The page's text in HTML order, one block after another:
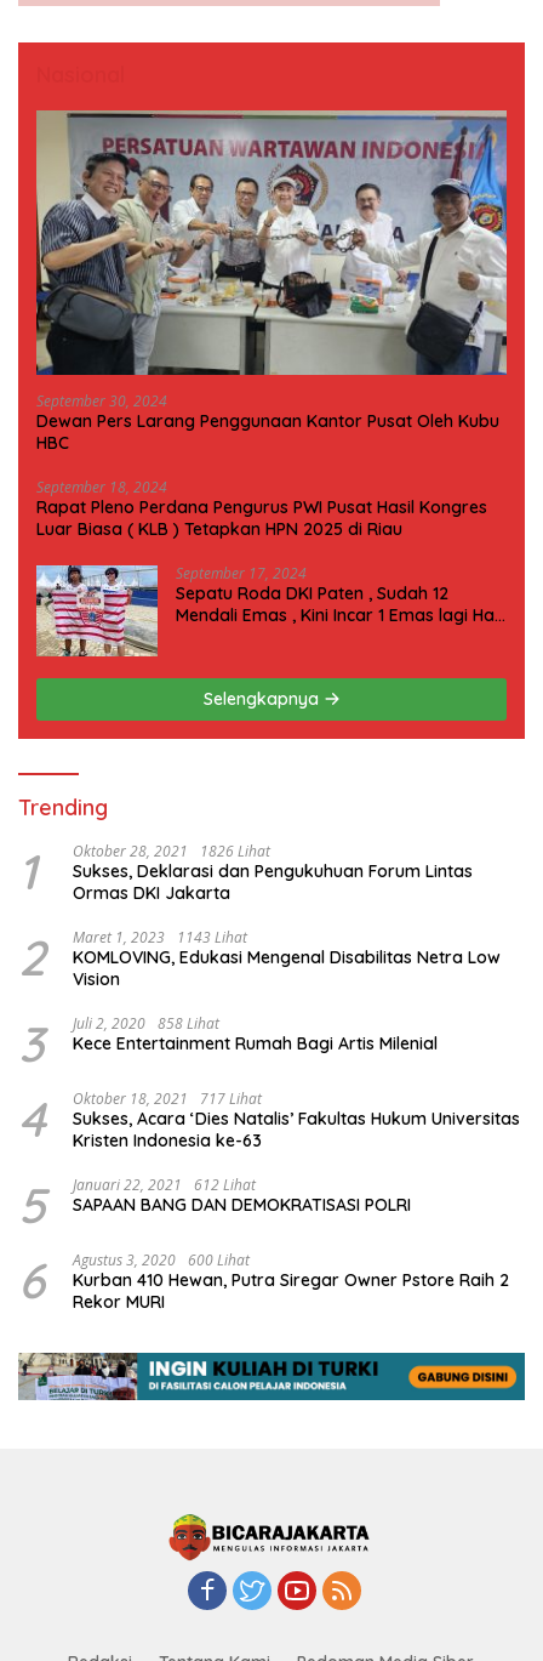
September 30, 2024
Dewan Pers Larang Penggunaan Kantor Pusat Oleh Kubu
HBC
September 18, 2024
Rapat Pleno Perdana Pengurus PWI Pusat Hasil Kongres
Luar Biasa ( KLB ) Tetapkan HPN 2025 di Riau
September 17, 2024
Sepatu Roda DKI Paten , Sudah 12
Mendali Emas , Kini Incar 1 Emas lagi Hari
Selengkapnya
Trending
1 Oktober 28, 2021 1826 Lihat
Sukses, Deklarasi dan Pengukuhuan Forum Lintas
Ormas DKI Jakarta
2 Maret 1, 2023 1143 Lihat
KOMLOVING, Edukasi Mengenal Disabilitas Netra Low
Vision
3 Juli 2, 2020 858 Lihat
Kece Entertainment Rumah Bagi Artis Milenial
4 Oktober 18, 2021 717 Lihat
Sukses, Acara ‘Dies Natalis’ Fakultas Hukum Universitas
Kristen Indonesia ke-63
5 Januari 22, 2021 612 Lihat
SAPAAN BANG DAN DEMOKRATISASI POLRI
6 Agustus 3, 2020 600 Lihat
Kurban 410 Hewan, Putra Siregar Owner Pstore Raih 2
Rekor MURI